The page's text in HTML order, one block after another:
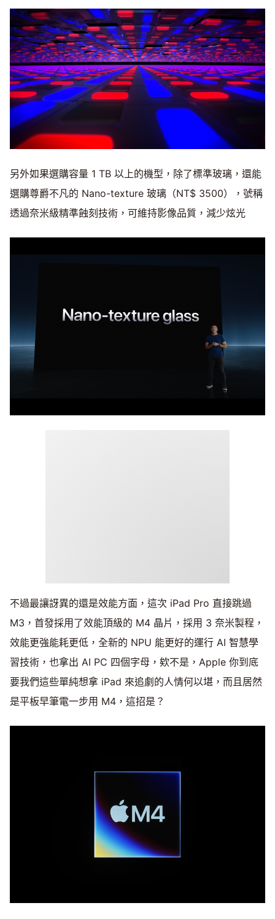
另外如果選購容量 1 TB 以上的機型，除了標準玻璃，還能
選購尊爵不凡的 Nano-texture 玻璃（NT$ 3500），號稱
透過奈米級精準蝕刻技術，可維持影像品質，減少炫光
不過最讓訝異的還是效能方面，這次 iPad Pro 直接跳過
M3，首發採用了效能頂級的 M4 晶片，採用 3 奈米製程，
效能更強能耗更低，全新的 NPU 能更好的運行 AI 智慧學
習技術，也拿出 AI PC 四個字母，欸不是，Apple 你到底
要我們這些單純想拿 iPad 來追劇的人情何以堪，而且居然
是平板早筆電一步用 M4，這招是？